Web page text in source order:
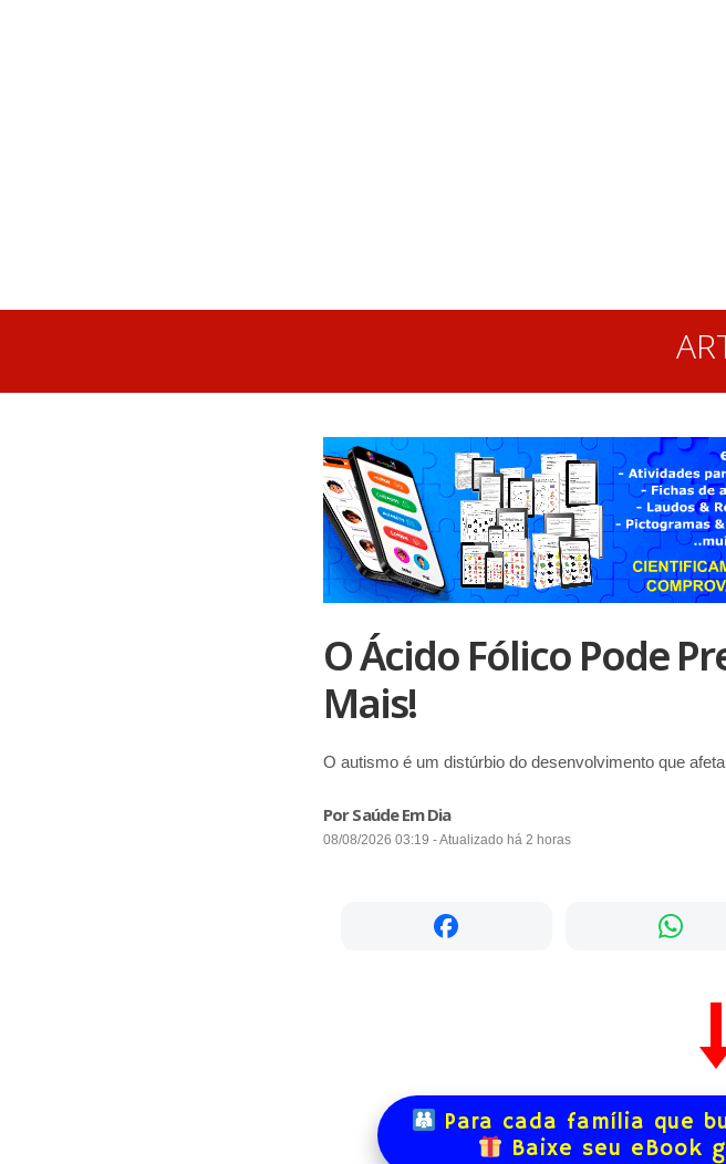
O Ácido Fólico Pode
Mais!
O autismo é um distúrbio do desenvolvimento que
Por Saúde Em Dia
08/08/2026 03:19 - Atualizado há 2 horas
Para cada família que
Baixe seu eBook